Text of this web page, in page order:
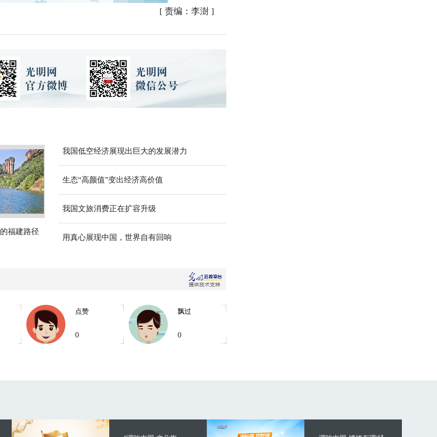
[ 责编：李澍]
福建路径
我国低空经济展现出巨大的发展潜力
生态“高颜值”变出经济高价值
我国文旅消费正在扩容升级
用真心展现中国，世界自有回响
点赞
0
飘过
0